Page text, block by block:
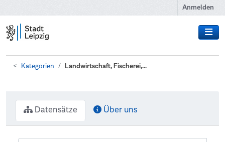
Anmelden
Kategorien Landwirtschaft, Fischerei,...
Datensätze Über uns